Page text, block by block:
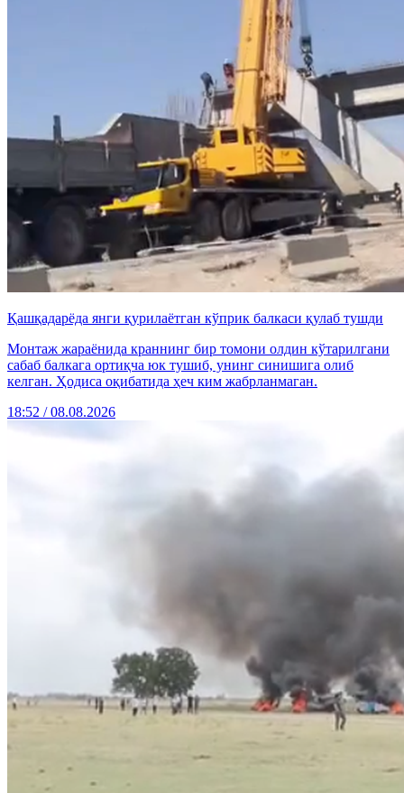
Қашқадарёда янги қурилаётган кўприк балкаси қулаб тушди
Монтаж жараёнида краннинг бир томони олдин кўтарилгани
сабаб балкага ортиқча юк тушиб, унинг синишига олиб
келган. Ҳодиса оқибатида ҳеч ким жабрланмаган.
18:52 / 08.08.2026